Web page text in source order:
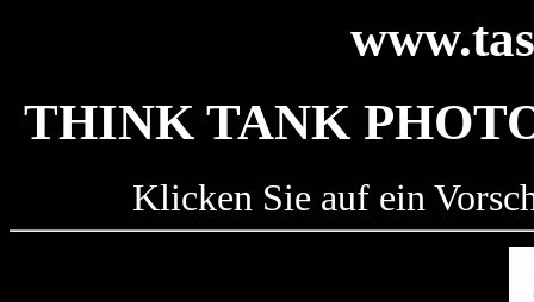
THINK TANK
Klicken Sie auf ein